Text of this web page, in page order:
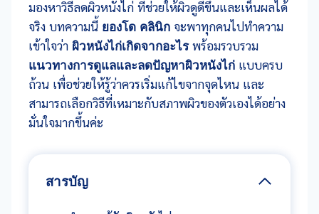
มองหาวิธีลดผิวหนังไก่ ที่ช่วยให้ผิวดูดีขึ้นและเห็นผลได้
จริง บทความนี้ ยองโด คลินิก จะพาทุกคนไปทำความ
เข้าใจว่า ผิวหนังไก่เกิดจากอะไรพร้อมรวบรวม
แนวทางการดูแลและลดปัญหาผิวหนังไก่ แบบครบ
ถ้วน เพื่อช่วยให้รู้ว่าควรเริ่มแก้ไขจากจุดไหน และ
สามารถเลือกวิธีที่เหมาะกับสภาพผิวของตัวเองได้อย่าง
มั่นใจมากขึ้นค่ะ
สารบัญ